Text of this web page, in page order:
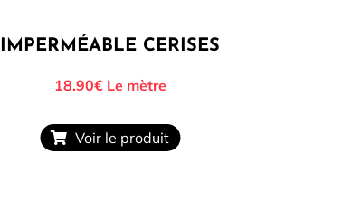
IMPERMÉABLE CERISES
18.90€Le mètre
Voir le produit